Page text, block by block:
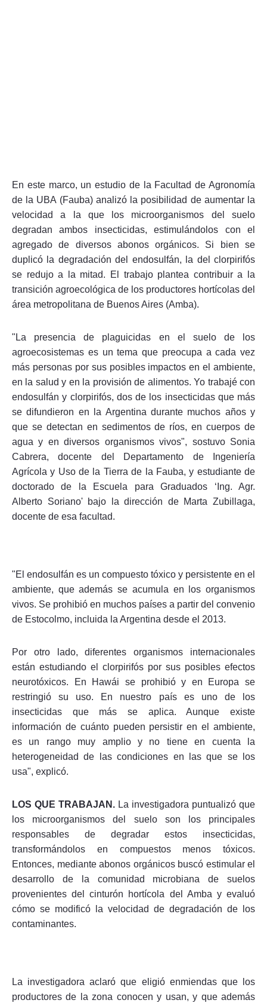
En este marco, un estudio de la Facultad de Agronomía
de la UBA (Fauba) analizó la posibilidad de aumentar la
velocidad a la que los microorganismos del suelo
degradan ambos insecticidas, estimulándolos con el
agregado de diversos abonos orgánicos. Si bien se
duplicó la degradación del endosulfán, la del clorpirifós
se redujo a la mitad. El trabajo plantea contribuir a la
transición agroecológica de los productores hortícolas del
área metropolitana de Buenos Aires (Amba).
"La presencia de plaguicidas en el suelo de los
agroecosistemas es un tema que preocupa a cada vez
más personas por sus posibles impactos en el ambiente,
en la salud y en la provisión de alimentos. Yo trabajé con
endosulfán y clorpirifós, dos de los insecticidas que más
se difundieron en la Argentina durante muchos años y
que se detectan en sedimentos de ríos, en cuerpos de
agua y en diversos organismos vivos", sostuvo Sonia
Cabrera, docente del Departamento de Ingeniería
Agrícola y Uso de la Tierra de la Fauba, y estudiante de
doctorado de la Escuela para Graduados ‘Ing. Agr.
Alberto Soriano' bajo la dirección de Marta Zubillaga,
docente de esa facultad.
"El endosulfán es un compuesto tóxico y persistente en el
ambiente, que además se acumula en los organismos
vivos. Se prohibió en muchos países a partir del convenio
de Estocolmo, incluida la Argentina desde el 2013.
Por otro lado, diferentes organismos internacionales
están estudiando el clorpirifós por sus posibles efectos
neurotóxicos. En Hawái se prohibió y en Europa se
restringió su uso. En nuestro país es uno de los
insecticidas que más se aplica. Aunque existe
información de cuánto pueden persistir en el ambiente,
es un rango muy amplio y no tiene en cuenta la
heterogeneidad de las condiciones en las que se los
usa", explicó.
LOS QUE TRABAJAN. La investigadora puntualizó que
los microorganismos del suelo son los principales
responsables de degradar estos insecticidas,
transformándolos en compuestos menos tóxicos.
Entonces, mediante abonos orgánicos buscó estimular el
desarrollo de la comunidad microbiana de suelos
provenientes del cinturón hortícola del Amba y evaluó
cómo se modificó la velocidad de degradación de los
contaminantes.
La investigadora aclaró que eligió enmiendas que los
productores de la zona conocen y usan, y que además